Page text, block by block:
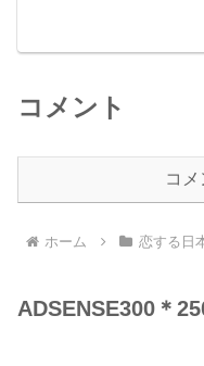
コメント
コ
ホーム 恋する日
ADSENSE300＊